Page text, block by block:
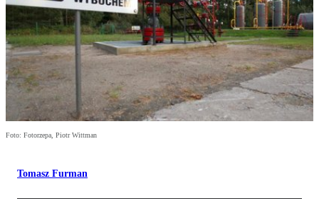
Foto: Fotorzepa, Piotr Wittman
Tomasz Furman